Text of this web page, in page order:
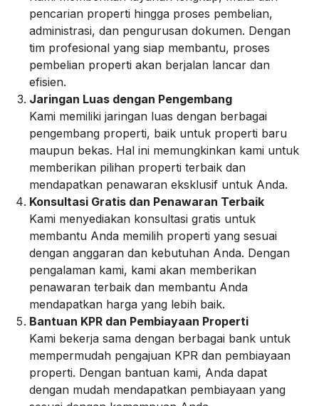
pencarian properti hingga proses pembelian,
administrasi, dan pengurusan dokumen. Dengan
tim profesional yang siap membantu, proses
pembelian properti akan berjalan lancar dan
efisien.
Jaringan Luas dengan Pengembang
Kami memiliki jaringan luas dengan berbagai
pengembang properti, baik untuk properti baru
maupun bekas. Hal ini memungkinkan kami untuk
memberikan pilihan properti terbaik dan
mendapatkan penawaran eksklusif untuk Anda.
Konsultasi Gratis dan Penawaran Terbaik
Kami menyediakan konsultasi gratis untuk
membantu Anda memilih properti yang sesuai
dengan anggaran dan kebutuhan Anda. Dengan
pengalaman kami, kami akan memberikan
penawaran terbaik dan membantu Anda
mendapatkan harga yang lebih baik.
Bantuan KPR dan Pembiayaan Properti
Kami bekerja sama dengan berbagai bank untuk
mempermudah pengajuan KPR dan pembiayaan
properti. Dengan bantuan kami, Anda dapat
dengan mudah mendapatkan pembiayaan yang